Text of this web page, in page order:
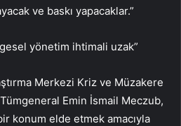
ve baskı yapacaklar.”
yönetim ihtimali uzak”
Merkezi Kriz ve Müzakere
Emin İsmail Meczub,
konum elde etmek amacıyla